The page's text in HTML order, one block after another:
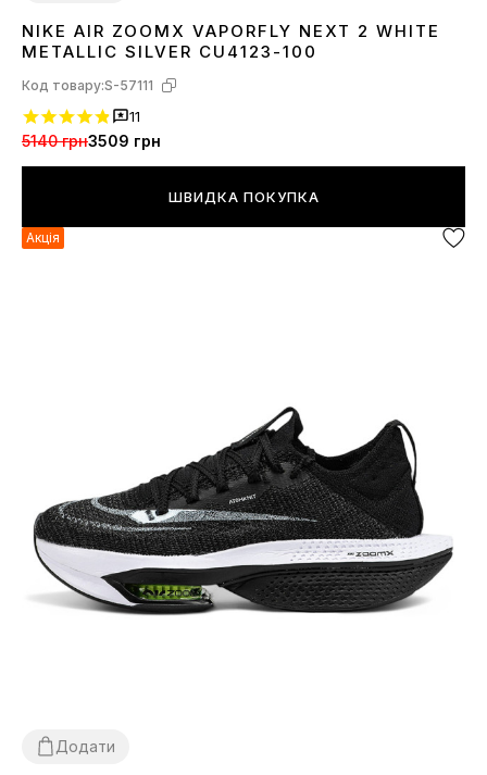
45
NIKE AIR ZOOMX VAPORFLY NEXT 2 WHITE
METALLIC SILVER CU4123-100
Код товару:S-57111
11
5140 грн3509 грн
ШВИДКА ПОКУПКА
Акція
Додати